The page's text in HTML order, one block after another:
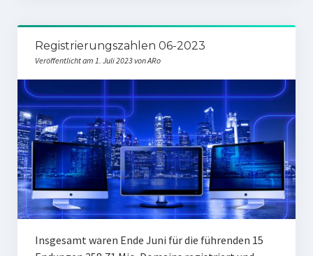
Registrierungszahlen 06-2023
Veröffentlicht am 1. Juli 2023 von ARo
Insgesamt waren Ende Juni für die führenden 15